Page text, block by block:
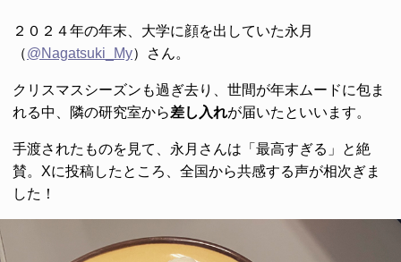
２０２４年の年末、大学に顔を出していた永月
（@Nagatsuki_My）さん。
クリスマスシーズンも過ぎ去り、世間が年末ムードに包ま
れる中、隣の研究室から差し入れが届いたといいます。
手渡されたものを見て、永月さんは「最高すぎる」と絶
賛。Xに投稿したところ、全国から共感する声が相次ぎま
した！